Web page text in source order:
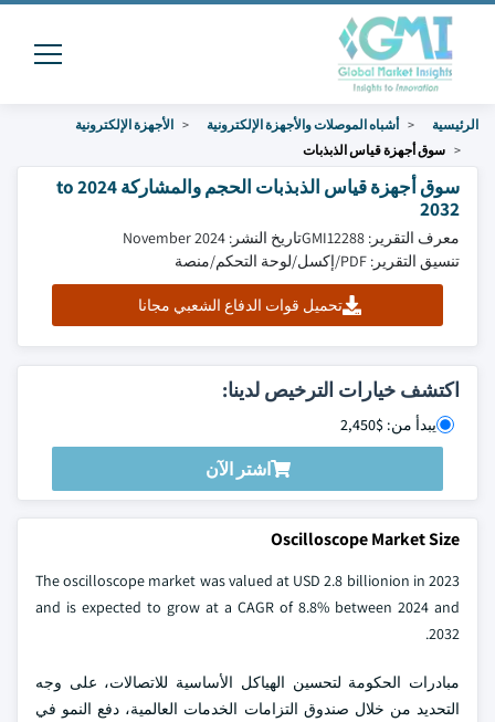
الرئيسية أشباه الموصلات والأجهزة الإلكترونية
الأجهزة الإلكترونية
سوق أجهزة قياس الذبذبات
سوق أجهزة قياس الذبذبات الحجم والمشاركة 2024 to
2032
معرف التقرير: GMI12288
تاريخ النشر: November 2024
تنسيق التقرير: PDF/إكسل/لوحة التحكم/منصة
تحميل قوات الدفاع الشعبي مجانا
اكتشف خيارات الترخيص لدينا:
يبدأ من: $2,450
اشتر الآن
Oscilloscope Market Size
The oscilloscope market was valued at USD 2.8 billionion in 2023
and is expected to grow at a CAGR of 8.8% between 2024 and
2032.
مبادرات الحكومة لتحسين الهياكل الأساسية للاتصالات، على وجه
التحديد من خلال صندوق التزامات الخدمات العالمية، دفع النمو في